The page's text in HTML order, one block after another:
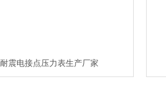
耐震电接点压力表生产厂家